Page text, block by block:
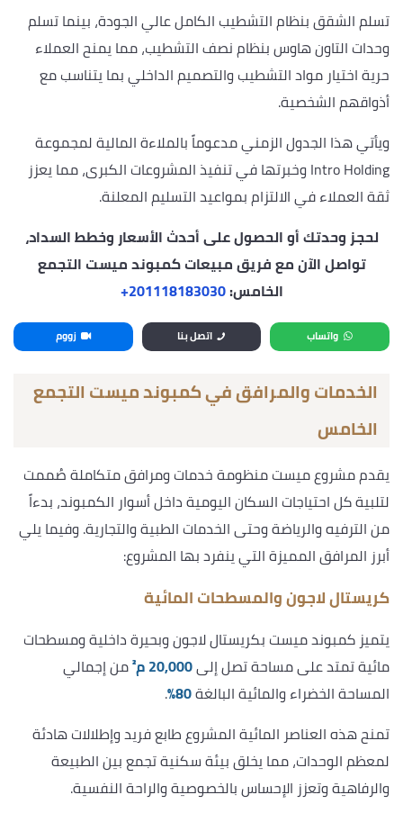
تسلم الشقق بنظام التشطيب الكامل عالي الجودة، بينما تسلم
وحدات التاون هاوس بنظام نصف التشطيب، مما يمنح العملاء
حرية اختيار مواد التشطيب والتصميم الداخلي بما يتناسب مع
أذواقهم الشخصية.
ويأتي هذا الجدول الزمني مدعوماً بالملاءة المالية لمجموعة
Intro Holding وخبرتها في تنفيذ المشروعات الكبرى، مما يعزز
ثقة العملاء في الالتزام بمواعيد التسليم المعلنة.
لحجز وحدتك أو الحصول على أحدث الأسعار وخطط السداد،
تواصل الآن مع فريق مبيعات كمبوند ميست التجمع
الخامس:‎+201118183030
واتساب اتصل بنا زووم
الخدمات والمرافق في كمبوند ميست التجمع
الخامس
يقدم مشروع ميست منظومة خدمات ومرافق متكاملة صُممت
لتلبية كل احتياجات السكان اليومية داخل أسوار الكمبوند، بدءاً
من الترفيه والرياضة وحتى الخدمات الطبية والتجارية. وفيما يلي
أبرز المرافق المميزة التي ينفرد بها المشروع:
كريستال لاجون والمسطحات المائية
يتميز كمبوند ميست بكريستال لاجون وبحيرة داخلية ومسطحات
مائية تمتد على مساحة تصل إلى20,000 م²
من إجمالي
المساحة الخضراء والمائية البالغة80%
.
تمنح هذه العناصر المائية المشروع طابع فريد وإطلالات هادئة
لمعظم الوحدات، مما يخلق بيئة سكنية تجمع بين الطبيعة
والرفاهية وتعزز الإحساس بالخصوصية والراحة النفسية.